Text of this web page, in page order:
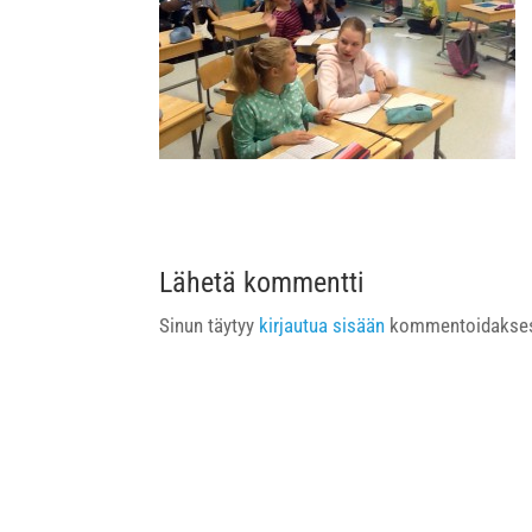
Lähetä kommentti
Sinun täytyy kirjautua sisään